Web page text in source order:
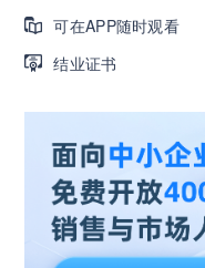
🔥精选10门AI王
三节课X工信部AI
可在APP随时观看
结业证书